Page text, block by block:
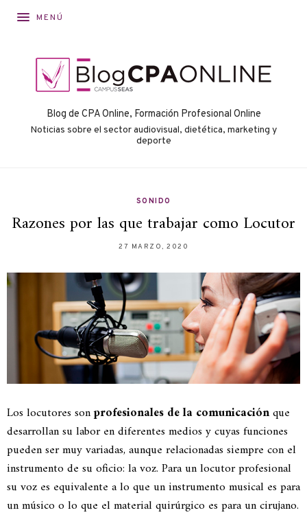
MENÚ
Blog de CPA Online, Formación Profesional Online
Noticias sobre el sector audiovisual, dietética, marketing y
deporte
SONIDO
Razones por las que trabajar como Locutor
27 MARZO, 2020
Los locutores sonprofesionales de la comunicaciónque
desarrollan su labor en diferentes medios y cuyas funciones
pueden ser muy variadas, aunque relacionadas siempre con el
instrumento de su oficio: la voz. Para un locutor profesional
su voz es equivalente a lo que un instrumento musical es para
un músico o lo que el material quirúrgico es para un cirujano.